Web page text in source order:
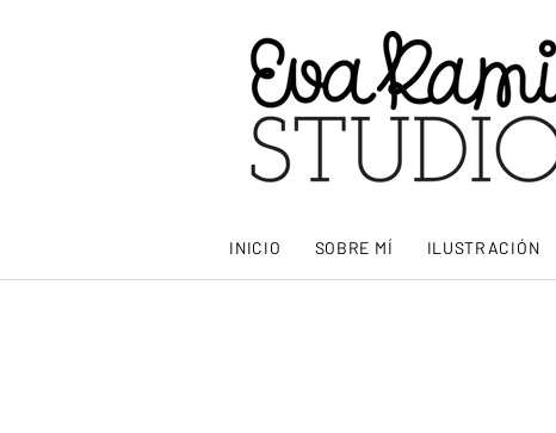
INICIO SOBRE MÍ ILUSTRACIÓN